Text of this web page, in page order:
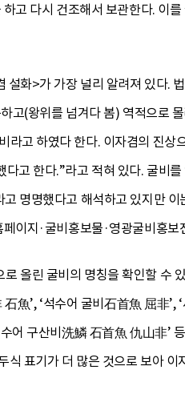
고 다시 건조해서 보관한다. 이
설화>가 가장 널리 알려져 있다.
고(왕위를 넘겨다 봄) 역적으로
라고 하였다 한다. 이자겸의 진상
다고 한다.”라고 적혀 있다. 굴비
명명했다고 해석하고 있지만
이지·굴비홍보물·영광굴비홍
올린 굴비의 명칭을 확인할 수
魚’, ‘석수어 굴비石首魚 屈非
어 구산비洗鱗 石首魚 仇山非’
식 표기가 더 많은 것으로 보아